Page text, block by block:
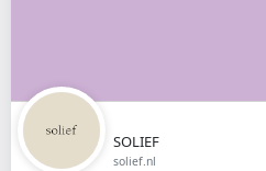
SOLIEF
solief.nl